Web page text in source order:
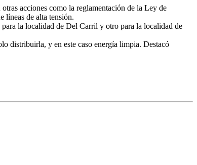
acciones como la reglamentación de la Ley de
líneas de alta tensión.
la localidad de Del Carril y otro para la localidad de
distribuirla, y en este caso energía limpia. Destacó